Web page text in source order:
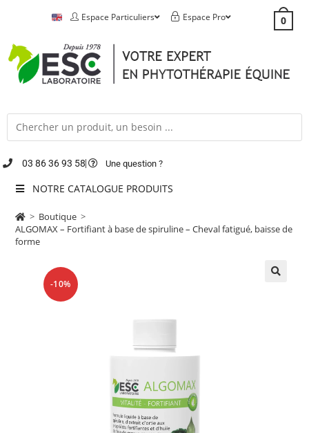
Espace Particuliers Espace Pro 0
03 86 36 93 58 Une question ?
NOTRE CATALOGUE PRODUITS
> Boutique >
ALGOMAX – Fortifiant à base de spiruline – Cheval fatigué, baisse de
forme
-10%